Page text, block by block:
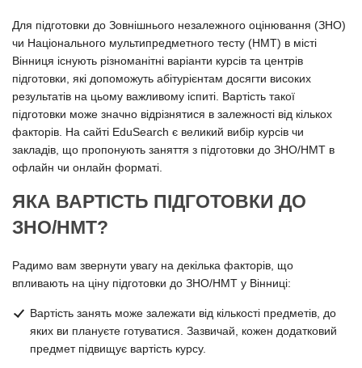
Для підготовки до Зовнішнього незалежного оцінювання (ЗНО)
чи Національного мультипредметного тесту (НМТ) в місті
Вінниця існують різноманітні варіанти курсів та центрів
підготовки, які допоможуть абітурієнтам досягти високих
результатів на цьому важливому іспиті. Вартість такої
підготовки може значно відрізнятися в залежності від кількох
факторів. На сайті EduSearch є великий вибір курсів чи
закладів, що пропонують заняття з підготовки до ЗНО/НМТ в
офлайн чи онлайн форматі.
ЯКА ВАРТІСТЬ ПІДГОТОВКИ ДО
ЗНО/НМТ?
Радимо вам звернути увагу на декілька факторів, що
впливають на ціну підготовки до ЗНО/НМТ у Вінниці:
Вартість занять може залежати від кількості предметів, до
яких ви плануєте готуватися. Зазвичай, кожен додатковий
предмет підвищує вартість курсу.